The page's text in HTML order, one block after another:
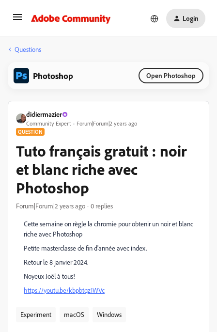
Login
Questions
Photoshop Open Photoshop
didiermazier
Community Expert Forum|Forum|2 years ago
QUESTION
Tuto français gratuit : noir
et blanc riche avec
Photoshop
Forum|Forum|2 years ago 0 replies
Cette semaine on règle la chromie pour obtenir un noir et blanc
riche avec Photoshop
Petite masterclasse de fin d'année avec index.
Retour le 8 janvier 2024.
Noyeux Joêl à tous!
https://youtu.be/kbpbtqz1WVc
Experiment macOS Windows